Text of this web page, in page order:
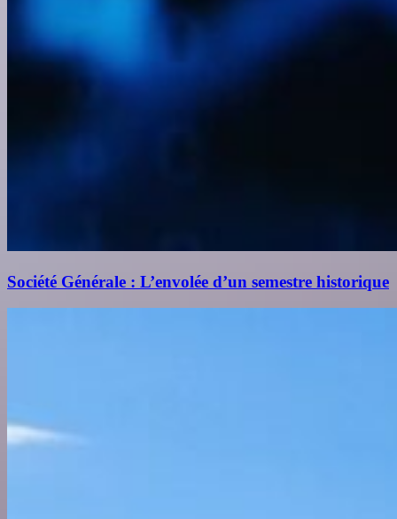
Société Générale : L’envolée d’un semestre historique